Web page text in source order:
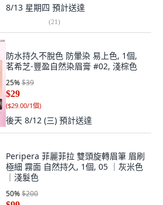
8/13 星期四 預計送達
(21)
防水持久不脫色 防暈染 易上色, 1個,
茗希芝-豐盈自然染眉膏 #02, 淺棕色
25%$39
$29
($29.00/1個)
後天 8/12 (三) 預計送達
Peripera 菲麗菲拉 雙頭旋轉眉筆 眉刷
極細 霧面 自然持久, 1個, 05 ｜灰米色
｜淺髮色
50%$200